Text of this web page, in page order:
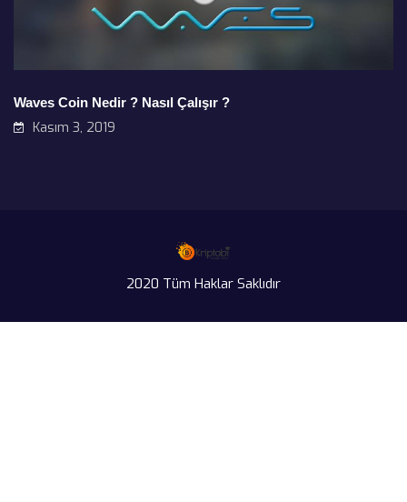
Waves Coin Nedir ? Nasıl Çalışır ?
Kasım 3, 2019
2020 Tüm Haklar Saklıdır